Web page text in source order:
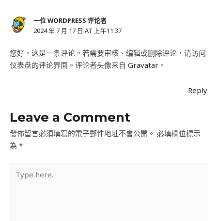
一位 WORDPRESS 评论者
2024 年 7 月 17 日 AT 上午11:37
您好，这是一条评论。若需要审核、编辑或删除评论，请访问
仪表盘的评论界面。评论者头像来自 Gravatar 。
Reply
Leave a Comment
發佈留言必須填寫的電子郵件地址不會公開。 必填欄位標示
為 *
here..